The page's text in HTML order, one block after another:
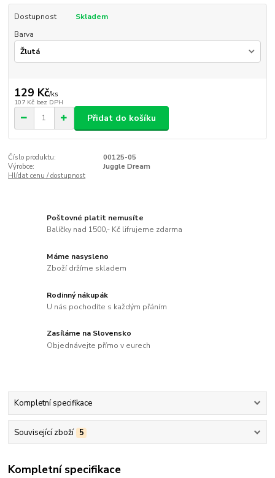
Dostupnost
Skladem
Barva
129 Kč/ks
107 Kč bez DPH
Přidat do košíku
Číslo produktu:
00125-05
Výrobce:
Juggle Dream
Hlídat cenu / dostupnost
Poštovné platit nemusíte
Balíčky nad 1500,- Kč lifrujeme zdarma
Máme nasysleno
Zboží držíme skladem
Rodinný nákupák
U nás pochodíte s každým přáním
Zasíláme na Slovensko
Objednávejte přímo v eurech
Kompletní specifikace
Související zboží 5
Kompletní specifikace